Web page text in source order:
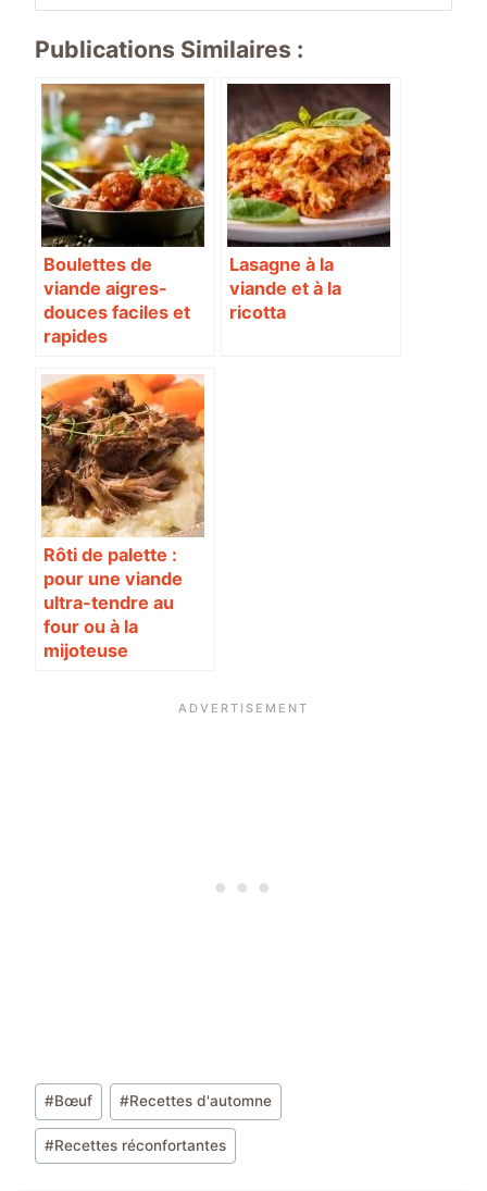
Publications Similaires :
Boulettes de
viande aigres-
douces faciles et
rapides
Lasagne à la
viande et à la
ricotta
Rôti de palette :
pour une viande
ultra-tendre au
four ou à la
mijoteuse
Étiquettes
de
la
#Bœuf #Recettes d'automne
#Recettes réconfortantes